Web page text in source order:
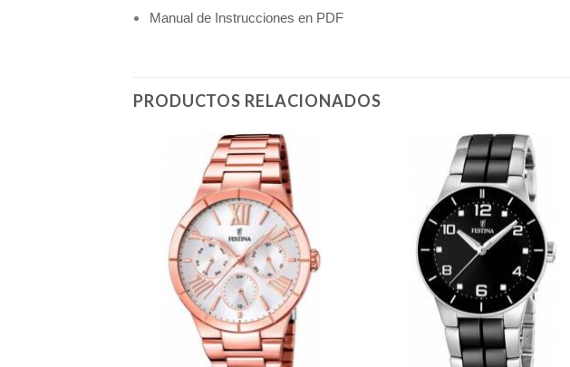
Manual de Instrucciones en PDF
PRODUCTOS RELACIONADOS